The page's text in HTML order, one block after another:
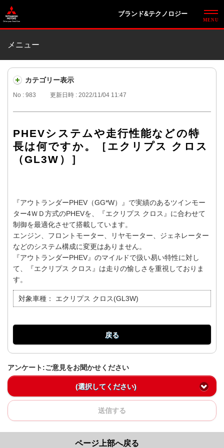
ブランド&テクノロジー
メニュー
カテゴリー表示
No : 983 更新日時 : 2022/11/04 11:47
PHEVシステムや走行性能などの特
長は何ですか。［エクリプス クロス
（GL3W）］
『アウトランダーPHEV（GG*W）』で実績のあるツインモー
ター4ＷＤ方式のPHEVを、『エクリプス クロス』に合わせて
制御を最適化させて搭載しています。
エンジン、フロントモーター、リヤモーター、ジェネレーター
などのシステム構成に変更はありません。
『アウトランダーPHEV』のマイルドで扱い易い特性に対し
て、『エクリプス クロス』は走りの愉しさを重視しておりま
す。
対象車種： エクリプス クロス(GL3W)
戻る
アンケート:ご意見をお聞かせください
(選択してください)
送信する
ページ上部へ戻る